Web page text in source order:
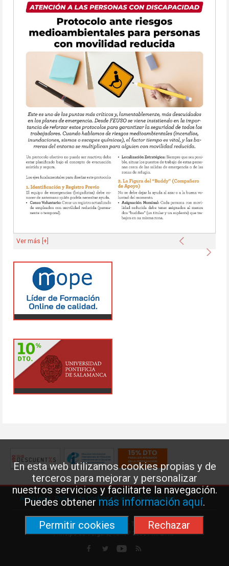
En esta web utilizamos cookies propias y de
terceros para mejorar y personalizar
nuestros servicios y facilitarte la navegación.
Puedes obtenermás información aquí.
Permitir cookies
Rechazar
Anterior
Ver más [+]
Aviso legal·Política de Cookies·Política de privacidad
Federación de Enseñanza de USO · Teléfono: 91 577 41 13 ·
Príncipe de Vergara, 13 · 7º 28001 MADRID